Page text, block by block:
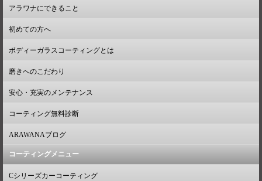
アラワナにできること
初めての方へ
ボディーガラスコーティングとは
磨きへのこだわり
安心・充実のメンテナンス
コーティング無料診断
ARAWANAブログ
コーティングメニュー
Cシリーズカーコーティング